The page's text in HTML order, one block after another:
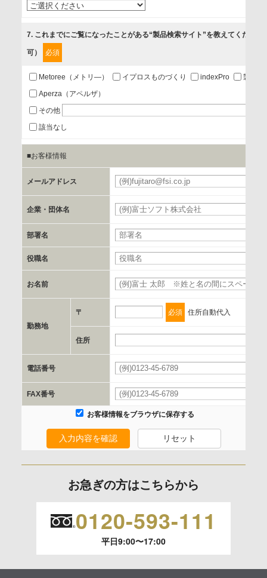
4.お客様満足度調査等のアンケートの依頼
第三者提供の有無
あり
a.個人情報の提供・利用目的
当該企業/団体のサービス等のご案内及び当該企業/団体からの
お客様のご氏名、フリガナ、企業・団体名、部署名、役職、
郵便番号、住所、電話番号、FAX番号、メールアドレス
c.第三者への提供の手段または手法
書類の送付又は電子的な方法
d.提供先および管理者
当社とイベント/セミナーを共同で開催する企業/団体
e.個人情報取り扱いに関する契約
当社と当該企業/団体とは、個人情報取扱に関する覚書の締結
を行います。
委託の有無
利用目的の通知、開示、内容の訂正、追加または削除、利用
います。）に応じます。
開示等のご請求は、下記お問い合わせ先窓口へご連絡願いま
す。
7. これまでにご覧になったことがある“製品検索サイト”を教えてください
可） 必須
Metoree（メトリ―） イプロスものづくり indexPro
製品ナ
Aperza（アペルザ）
その他
該当なし
■お客様情報
メールアドレス
企業・団体名
部署名
役職名
お名前
勤務地
〒 必須 住所自動代入
住所
電話番号
FAX番号
お客様情報をブラウザに保存する
入力内容を確認 リセット
お急ぎの方はこちらから
0120-593-111
平日9:00〜17:00